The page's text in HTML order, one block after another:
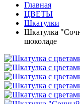
Главная
ЦВЕТЫ
Шкатулки
Шкатулка
шоколаде